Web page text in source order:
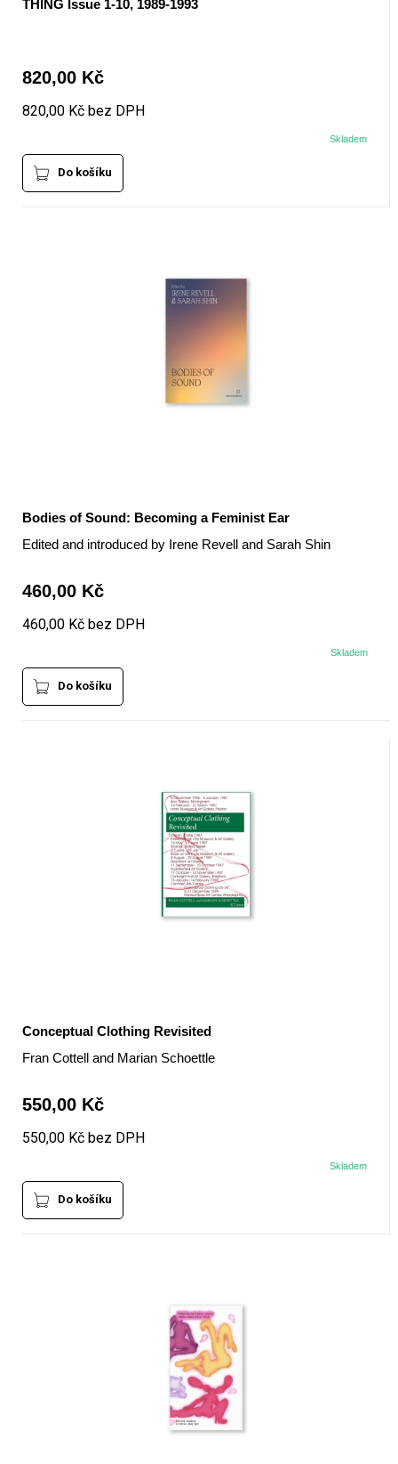
THING Issue 1-10, 1989-1993
820,00 Kč
820,00 Kč bez DPH
Skladem
Do košíku
Bodies of Sound: Becoming a Feminist Ear
Edited and introduced by Irene Revell and Sarah Shin
460,00 Kč
460,00 Kč bez DPH
Skladem
Do košíku
Conceptual Clothing Revisited
Fran Cottell and Marian Schoettle
550,00 Kč
550,00 Kč bez DPH
Skladem
Do košíku